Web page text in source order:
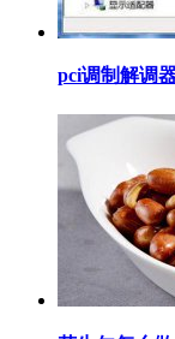
​pci调制解调